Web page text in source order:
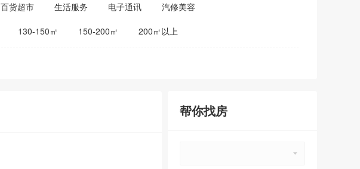
百货超市 生活服务 电子通讯
汽修美容
130-150㎡ 150-200㎡ 200㎡以上
帮你找房